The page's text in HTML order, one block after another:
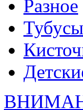
Разное
Тубусы